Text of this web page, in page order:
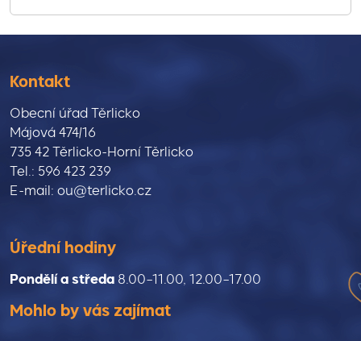
Kontakt
Obecní úřad Těrlicko
Májová 474/16
735 42 Těrlicko-Horní Těrlicko
Tel.: 596 423 239
E-mail: ou@terlicko.cz
Úřední hodiny
Pondělí a středa 8.00–11.00, 12.00–17.00
Mohlo by vás zajímat